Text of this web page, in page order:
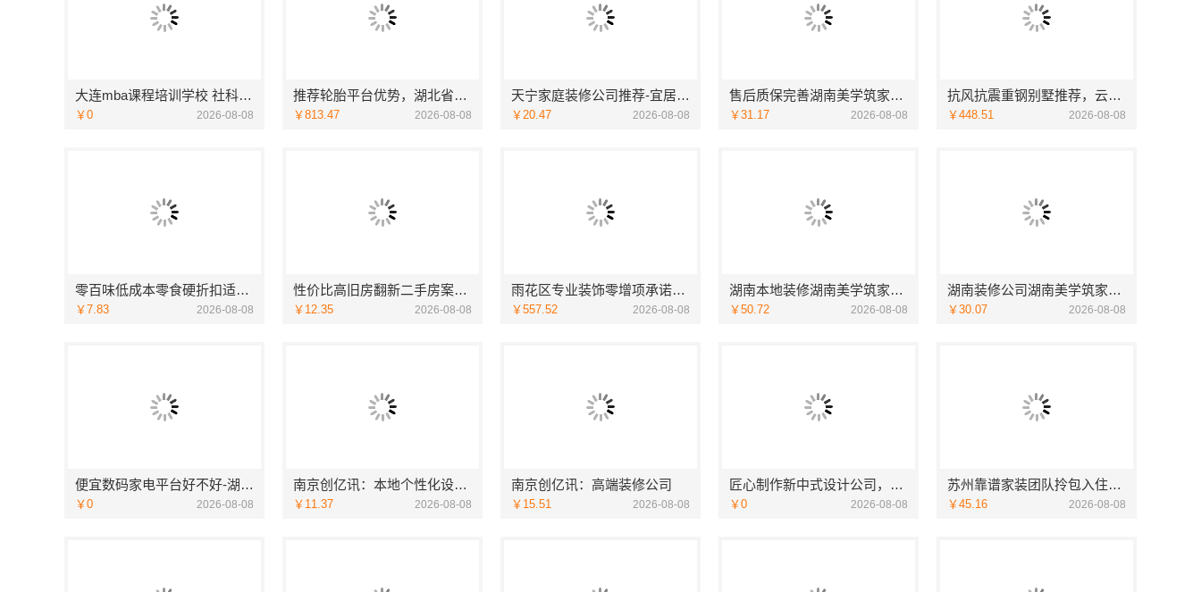
大连mba课程培训学校 社科赛斯MBA考研定制专业辅导规划
￥0 2026-08-08
推荐轮胎平台优势，湖北省腾冠畅实业贸易有限公司引领
￥813.47 2026-08-08
天宁家庭装修公司推荐-宜居佳专业团队
￥20.47 2026-08-08
售后质保完善湖南美学筑家公司软装配套湖南美学筑家
￥31.17 2026-08-08
抗风抗震重钢别墅推荐，云南晟构建筑建材有限公司懂云南气候
￥448.51 2026-08-08
零百味低成本零食硬折扣适配全场景，河南零百味供应链有限公司
￥7.83 2026-08-08
性价比高旧房翻新二手房案例，苏州兔哥哥智装新材料
￥12.35 2026-08-08
雨花区专业装饰零增项承诺，湖南创益讯建筑有限公司靠谱
￥557.52 2026-08-08
湖南本地装修湖南美学筑家建材商铺装修，湖南美学筑家建材高效交付
￥50.72 2026-08-08
湖南装修公司湖南美学筑家建材老房翻新，湖南美学筑家建材让旧房焕新
￥30.07 2026-08-08
便宜数码家电平台好不好-湖北省惠物电子商务有限公司
￥0 2026-08-08
南京创亿讯：本地个性化设计批发
￥11.37 2026-08-08
南京创亿讯：高端装修公司
￥15.51 2026-08-08
匠心制作新中式设计公司，华居不锈钢融合之美
￥0 2026-08-08
苏州靠谱家装团队拎包入住，苏州百年豪庭新材料
￥45.16 2026-08-08